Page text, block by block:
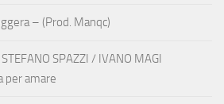
– (Prod. Manqc)
STEFANO SPAZZI / IVANO MAGI
per amare